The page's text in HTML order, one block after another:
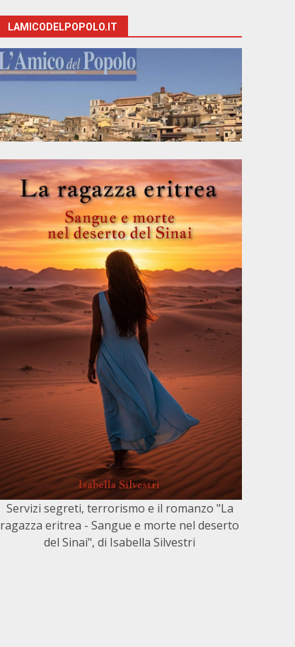
LAMICODELPOPOLO.IT
Servizi segreti, terrorismo e il romanzo "La
ragazza eritrea - Sangue e morte nel deserto
del Sinai", di Isabella Silvestri